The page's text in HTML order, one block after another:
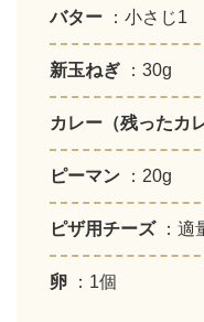
バター ：小さじ1
新玉ねぎ ：30g
カレー（残ったカ
ピーマン ：20g
ピザ用チーズ ：適
卵 ：1個